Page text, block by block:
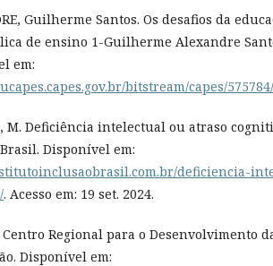
Guilherme Santos. Os desafios da
de ensino 1-Guilherme Alexandre
em:
bitstream/capes/575784/
M. Deficiência intelectual ou atraso
Disponível em:
deficiencia-
. Acesso em: 19 set. 2024.
Regional para o Desenvolvimento
Disponível em: